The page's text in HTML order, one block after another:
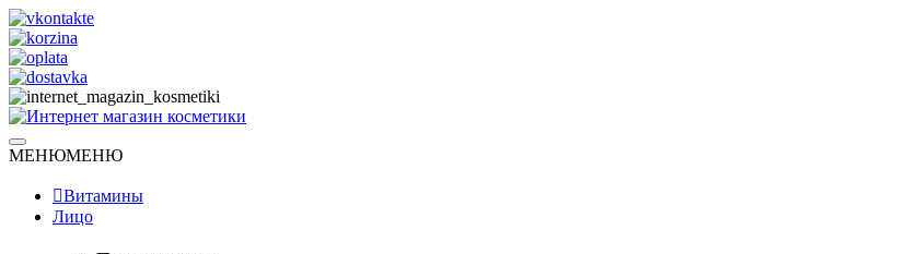
Skip
to
content
Интернет магазин косметики
Натуральная косметика
МЕНЮМЕНЮ
Витамины
Лицо